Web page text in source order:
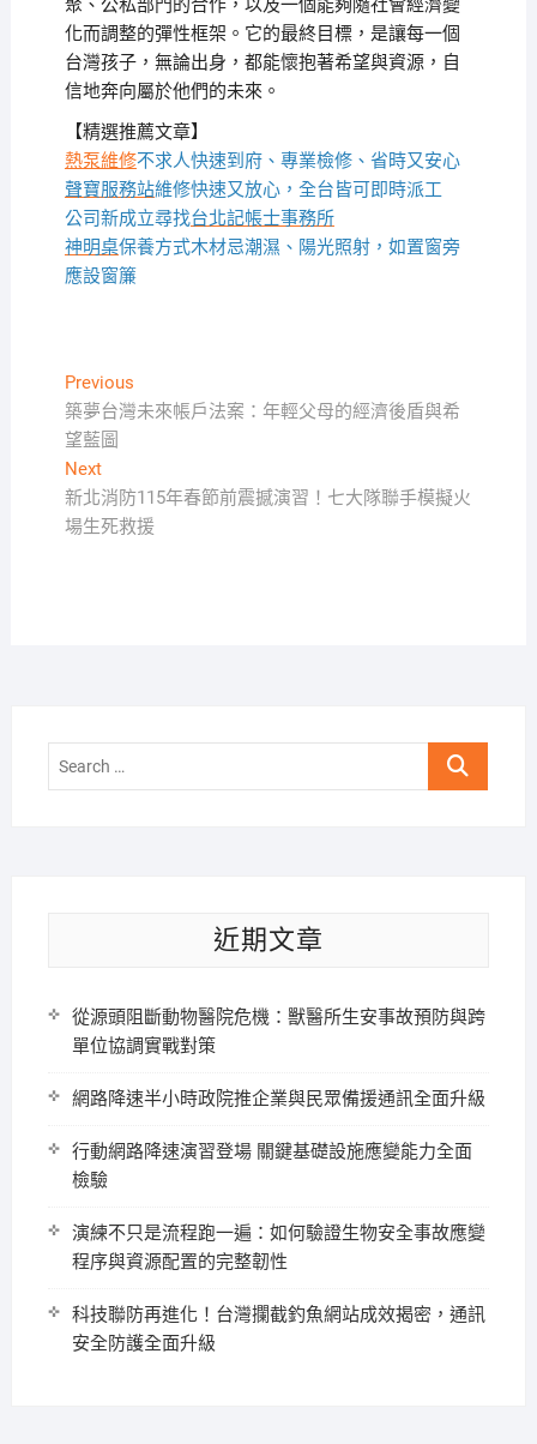
聚、公私部門的合作，以及一個能夠隨社會經濟變
化而調整的彈性框架。它的最終目標，是讓每一個
台灣孩子，無論出身，都能懷抱著希望與資源，自
信地奔向屬於他們的未來。
【精選推薦文章】
熱泵維修不求人快速到府、專業檢修、省時又安心
聲寶服務站維修快速又放心，全台皆可即時派工
公司新成立尋找台北記帳士事務所
神明桌保養方式木材忌潮濕、陽光照射，如置窗旁
應設窗簾
文
章
導
覽
PreviousPrevious
post:
築夢台灣未來帳戶法案：年輕父母的經濟後盾與希
望藍圖
NextNext
post:
新北消防115年春節前震撼演習！七大隊聯手模擬火
場生死救援
Search
近期文章
從源頭阻斷動物醫院危機：獸醫所生安事故預防與跨
單位協調實戰對策
網路降速半小時政院推企業與民眾備援通訊全面升級
行動網路降速演習登場 關鍵基礎設施應變能力全面
檢驗
演練不只是流程跑一遍：如何驗證生物安全事故應變
程序與資源配置的完整韌性
科技聯防再進化！台灣攔截釣魚網站成效揭密，通訊
安全防護全面升級